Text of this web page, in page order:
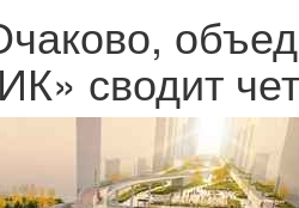
сводит